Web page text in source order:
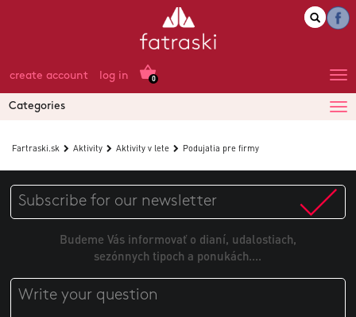
0
create account log in
Categories
Fartraski.sk Aktivity Aktivity v lete Podujatia pre firmy
Budeme Vás informovať o dianí, udalostiach,
sezónnych tipoch a ponukách....